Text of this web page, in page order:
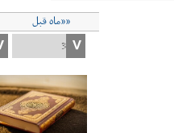
««ماه قبل